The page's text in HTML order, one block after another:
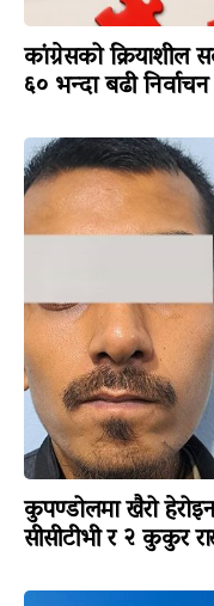
कांग्रेसको क्रियाशील
६० भन्दा बढी निर्वाचन
कुपण्डोलमा खैरो
सीसीटीभी र २ कुकुर